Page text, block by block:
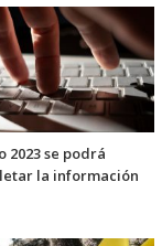
2023 se podrá
la información